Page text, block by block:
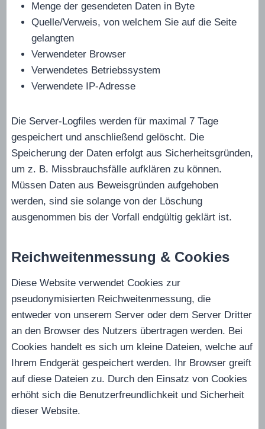
Menge der gesendeten Daten in Byte
Quelle/Verweis, von welchem Sie auf die Seite
gelangten
Verwendeter Browser
Verwendetes Betriebssystem
Verwendete IP-Adresse
Die Server-Logfiles werden für maximal 7 Tage
gespeichert und anschließend gelöscht. Die
Speicherung der Daten erfolgt aus Sicherheitsgründen,
um z. B. Missbrauchsfälle aufklären zu können.
Müssen Daten aus Beweisgründen aufgehoben
werden, sind sie solange von der Löschung
ausgenommen bis der Vorfall endgültig geklärt ist.
Reichweitenmessung & Cookies
Diese Website verwendet Cookies zur
pseudonymisierten Reichweitenmessung, die
entweder von unserem Server oder dem Server Dritter
an den Browser des Nutzers übertragen werden. Bei
Cookies handelt es sich um kleine Dateien, welche auf
Ihrem Endgerät gespeichert werden. Ihr Browser greift
auf diese Dateien zu. Durch den Einsatz von Cookies
erhöht sich die Benutzerfreundlichkeit und Sicherheit
dieser Website.